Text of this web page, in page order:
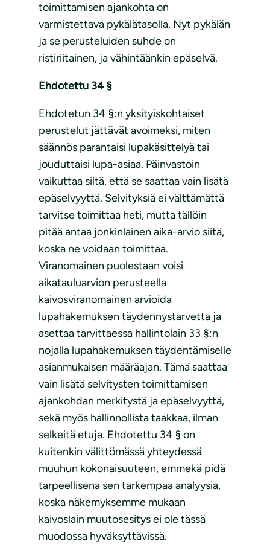
toimittamisen ajankohta on
varmistettava pykälätasolla. Nyt pykälän
ja se perusteluiden suhde on
ristiriitainen, ja vähintäänkin epäselvä.
Ehdotettu 34 §
Ehdotetun 34 §:n yksityiskohtaiset
perustelut jättävät avoimeksi, miten
säännös parantaisi lupakäsittelyä tai
jouduttaisi lupa-asiaa. Päinvastoin
vaikuttaa siltä, että se saattaa vain lisätä
epäselvyyttä. Selvityksiä ei välttämättä
tarvitse toimittaa heti, mutta tällöin
pitää antaa jonkinlainen aika-arvio siitä,
koska ne voidaan toimittaa.
Viranomainen puolestaan voisi
aikatauluarvion perusteella
kaivosviranomainen arvioida
lupahakemuksen täydennystarvetta ja
asettaa tarvittaessa hallintolain 33 §:n
nojalla lupahakemuksen täydentämiselle
asianmukaisen määräajan. Tämä saattaa
vain lisätä selvitysten toimittamisen
ajankohdan merkitystä ja epäselvyyttä,
sekä myös hallinnollista taakkaa, ilman
selkeitä etuja. Ehdotettu 34 § on
kuitenkin välittömässä yhteydessä
muuhun kokonaisuuteen, emmekä pidä
tarpeellisena sen tarkempaa analyysia,
koska näkemyksemme mukaan
kaivoslain muutosesitys ei ole tässä
muodossa hyväksyttävissä.